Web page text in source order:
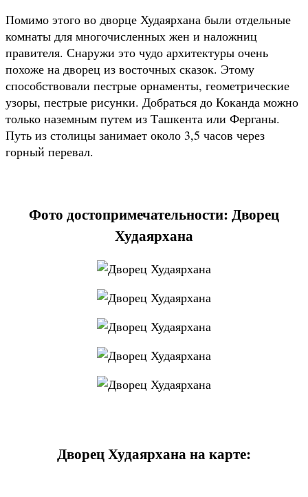
Помимо этого во дворце Худаярхана были отдельные
комнаты для многочисленных жен и наложниц
правителя. Снаружи это чудо архитектуры очень
похоже на дворец из восточных сказок. Этому
способствовали пестрые орнаменты, геометрические
узоры, пестрые рисунки. Добраться до Коканда можно
только наземным путем из Ташкента или Ферганы.
Путь из столицы занимает около 3,5 часов через
горный перевал.
Фото достопримечательности: Дворец
Худаярхана
Дворец Худаярхана на карте: